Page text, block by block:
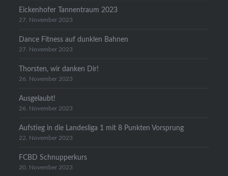
Eickenhofer Tannentraum 2023
27. November 2023
Dance Fitness auf dunklen Bahnen
27. November 2023
Thorsten, wir danken Dir!
26. November 2023
Ausgelaubt!
26. November 2023
Aufstieg in die Landesliga 1 mit 8 Punkten Vorsprung
22. November 2023
FCBD Schnupperkurs
20. November 2023